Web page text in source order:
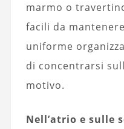
marmo o
facili da
uniforme
di concentrarsi
motivo.
Nell’atrio e sulle